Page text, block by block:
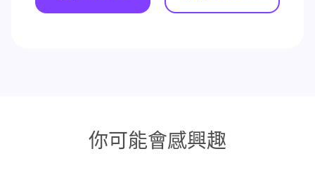
你可能會感興趣